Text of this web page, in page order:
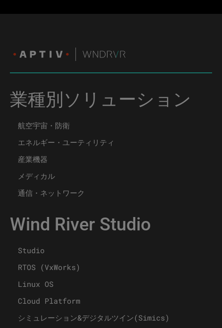
業種別ソリューション
航空宇宙・防衛
エネルギー・ユーティリティ
産業機器
メディカル
通信・ネットワーク
Wind River Studio
Studio
RTOS (VxWorks)
Linux OS
Cloud Platform
シミュレーション&デジタルツイン(Simics)